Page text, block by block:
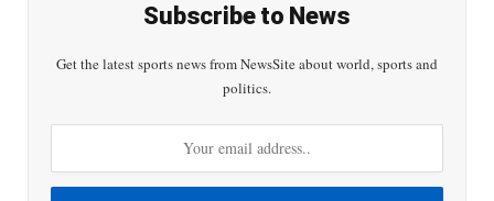
Subscribe to News
Get the latest sports news from NewsSite about world, sports and
politics.